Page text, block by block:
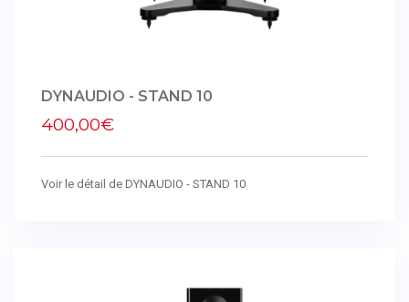
DYNAUDIO - STAND 10
400,00€
Voir le détail de DYNAUDIO - STAND 10